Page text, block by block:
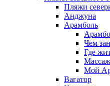
Пляжи
Анджуна
Арамболь
Чем
Где
Мой
Вагатор